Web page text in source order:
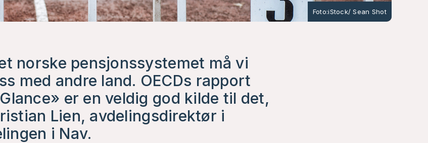
Foto:iStock/ Sean Shot
norske pensjonssystemet må vi
med andre land. OECDs rapport
er en veldig god kilde til det,
Lien, avdelingsdirektør i
i Nav.